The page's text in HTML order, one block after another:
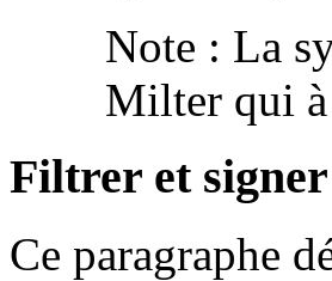
Note : La
Milter qui
Filtrer et signer
Ce paragraphe